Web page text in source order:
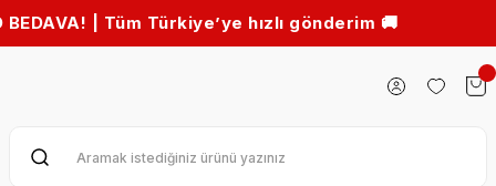
| Tüm Türkiye’ye hızlı gönderim 🚚